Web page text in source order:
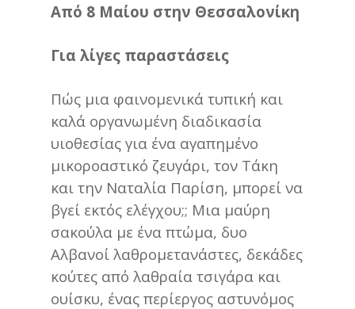
Από 8 Μαίου στην Θεσσαλονίκη
Για λίγες παραστάσεις
Πώς μια φαινομενικά τυπική και
καλά οργανωμένη διαδικασία
υιοθεσίας για ένα αγαπημένο
μικοροαστικό ζευγάρι, τον Τάκη
και την Ναταλία Παρίση, μπορεί να
βγεί εκτός ελέγχου;; Μια μαύρη
σακούλα με ένα πτώμα, δυο
Αλβανοί λαθρομετανάστες, δεκάδες
κούτες από λαθραία τσιγάρα και
ουίσκυ, ένας περίεργος αστυνόμος